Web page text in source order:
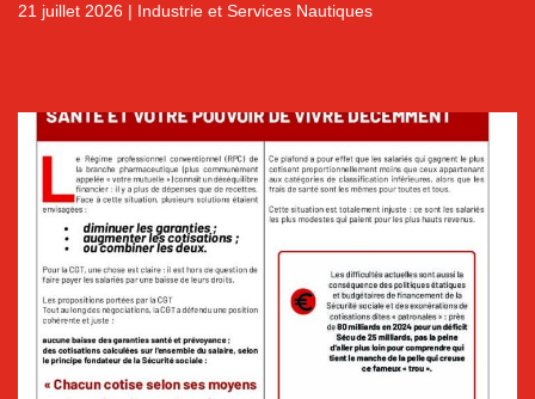
21 juillet 2026 | Industrie et Services Nautiques